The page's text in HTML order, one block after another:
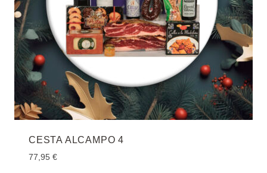
CESTA ALCAMPO 4
77,95 €